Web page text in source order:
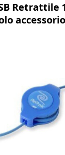
accessorio